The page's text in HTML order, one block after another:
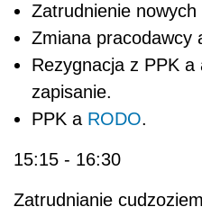
Zatrudnienie
Zmiana pracodawcy
Rezygnacja z PPK
zapisanie.
PPK a RODO.
15:15 - 16:30
Zatrudnianie